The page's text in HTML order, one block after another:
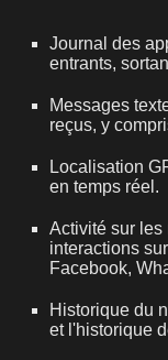
Journal des
entrants,
Messages
reçus, y
Localisation
en temps réel.
Activité sur
interactions
Facebook,
Historique du
et l'historique